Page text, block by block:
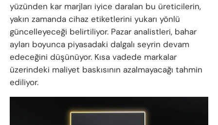
yüzünden kar marjları iyice daralan bu üreticilerin,
yakın zamanda cihaz etiketlerini yukarı yönlü
güncelleyeceği belirtiliyor. Pazar analistleri, bahar
ayları boyunca piyasadaki dalgalı seyrin devam
edeceğini düşünüyor. Kısa vadede markalar
üzerindeki maliyet baskısının azalmayacağı tahmin
ediliyor.